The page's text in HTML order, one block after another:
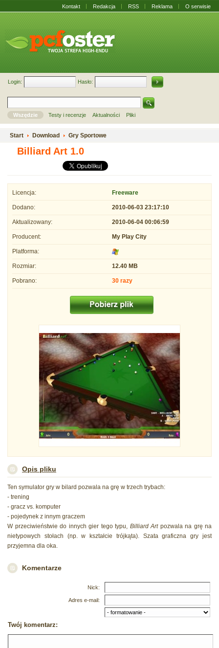
Kontakt Redakcja RSS Reklama O serwisie
Login: Hasło:
Wszędzie Testy i recenzje Aktualności Pliki
Start Download Gry Sportowe
Billiard Art 1.0
Licencja: Freeware
Dodano: 2010-06-03 23:17:10
Aktualizowany: 2010-06-04 00:06:59
Producent: My Play City
Platforma:
Rozmiar: 12.40 MB
Pobrano: 30 razy
Opis pliku
Ten symulator gry w bilard pozwala na grę w trzech trybach:
- trening
- gracz vs. komputer
- pojedynek z innym graczem
W przeciwieństwie do innych gier tego typu, Billiard Artpozwala na grę na
nietypowych stołach (np. w kształcie trójkąta). Szata graficzna gry jest
przyjemna dla oka.
Komentarze
Nick:
Adres e-mail:
Twój komentarz: